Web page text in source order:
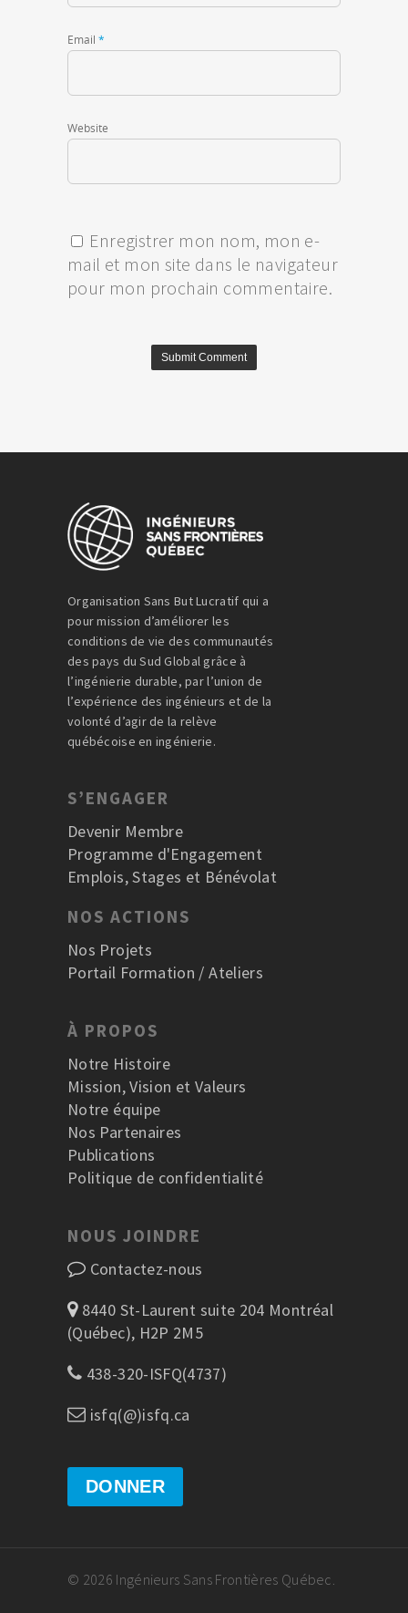
Email *
Website
Enregistrer mon nom, mon e-
mail et mon site dans le navigateur
pour mon prochain commentaire.
Organisation Sans But Lucratif qui a
pour mission d’améliorer les
conditions de vie des communautés
des pays du Sud Global grâce à
l’ingénierie durable, par l’union de
l’expérience des ingénieurs et de la
volonté d’agir de la relève
québécoise en ingénierie.
S’ENGAGER
Devenir Membre
Programme d'Engagement
Emplois, Stages et Bénévolat
NOS ACTIONS
Nos Projets
Portail Formation / Ateliers
À PROPOS
Notre Histoire
Mission, Vision et Valeurs
Notre équipe
Nos Partenaires
Publications
Politique de confidentialité
NOUS JOINDRE
Contactez-nous
8440 St-Laurent suite 204 Montréal
(Québec), H2P 2M5
438-320-ISFQ(4737)
isfq(@)isfq.ca
DONNER
© 2026 Ingénieurs Sans Frontières Québec.